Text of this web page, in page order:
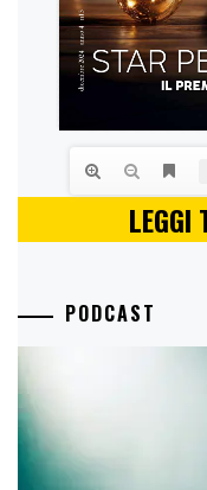
LEGGI
PODCAST